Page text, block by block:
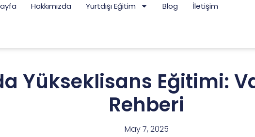
Hakkımızda Yurtdışı Eğitim Blog İletişim
Yükseklisans Eğitimi:
Rehberi
May 7, 2025